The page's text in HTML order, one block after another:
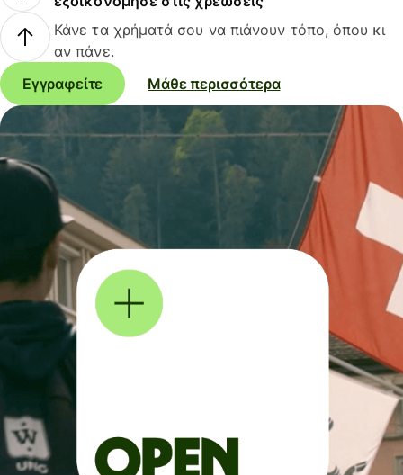
Κάνε τα χρήματά σου να πιάνουν τόπο, όπου κι
αν πάνε.
Εγγραφείτε
Μάθε περισσότερα